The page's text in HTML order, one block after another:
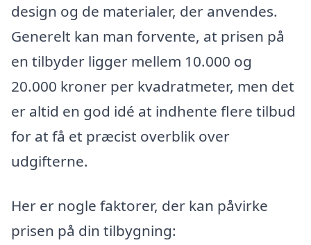
design og de materialer, der anvendes.
Generelt kan man forvente, at prisen på
en tilbyder ligger mellem 10.000 og
20.000 kroner per kvadratmeter, men det
er altid en god idé at indhente flere tilbud
for at få et præcist overblik over
udgifterne.
Her er nogle faktorer, der kan påvirke
prisen på din tilbygning: